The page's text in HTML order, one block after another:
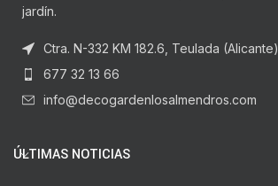
jardín.
Ctra. N-332 KM 182.6, Teulada (Alicante)
677 32 13 66
info@decogardenlosalmendros.com
ÚLTIMAS NOTICIAS